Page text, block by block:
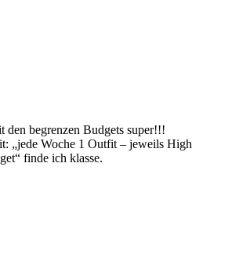
den begrenzen Budgets super!!!
„jede Woche 1 Outfit – jeweils High
finde ich klasse.